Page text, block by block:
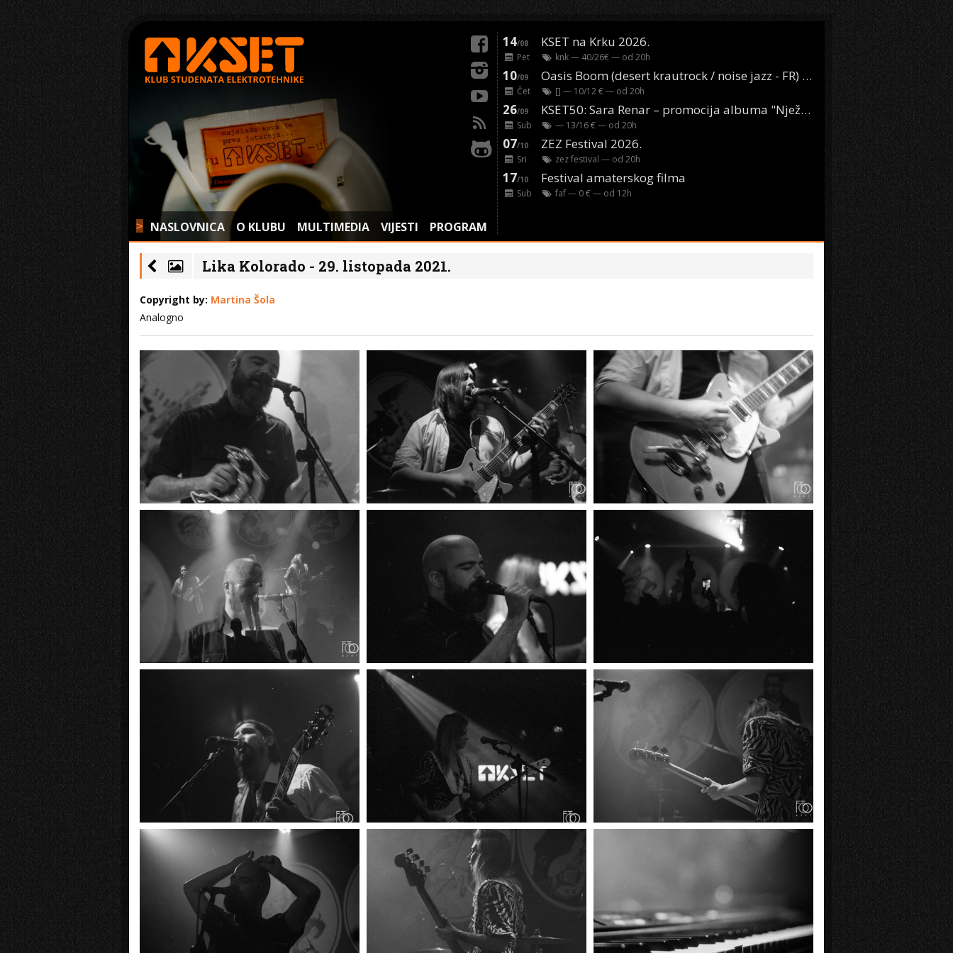
> NASLOVNICA O KLUBU MULTIMEDIA VIJESTI PROGRAM
14/08 KSET na Krku 2026.
Pet knk— 40/26€ — od 20h
10/09 Oasis Boom (desert krautrock / noise jazz - FR) @ KONTEJNER
Čet [] — 10/12 € — od 20h
26/09 KSET50: Sara Renar – promocija albuma "Nježne riječi" @ Močvara
Sub — 13/16 € — od 20h
07/10 ZEZ Festival 2026.
Sri zez festival — od 20h
17/10 Festival amaterskog filma
Sub faf— 0 € — od 12h
Lika Kolorado - 29. listopada 2021.
Copyright by: Martina Šola
Analogno